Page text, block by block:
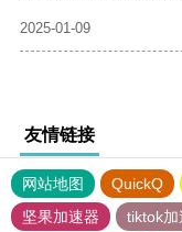
2025-01-09
友情链接
网站地图 QuickQ
坚果加速器
tiktok加